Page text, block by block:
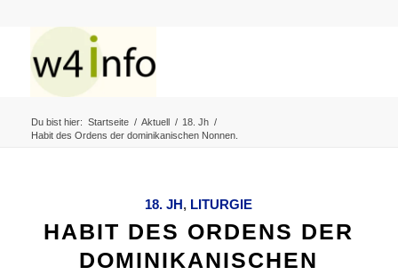
Du bist hier: Startseite / Aktuell / 18. Jh /
Habit des Ordens der dominikanischen Nonnen.
18. JH, LITURGIE
HABIT DES ORDENS DER
DOMINIKANISCHEN